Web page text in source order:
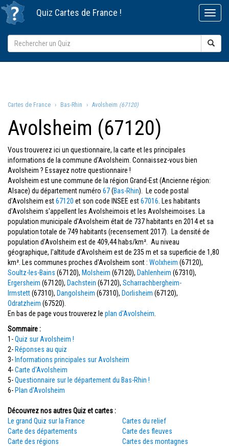
Quiz Cartes de France !
Cartes de France Bas-Rhin Avolsheim (67120)
Avolsheim (67120)
Vous trouverez ici un questionnaire, la carte et les principales
informations de la commune d'Avolsheim. Connaissez-vous bien
Avolsheim ? Essayez notre questionnaire !
Avolsheim est une commune de la région Grand-Est (Ancienne région:
Alsace) du département numéro 67(Bas-Rhin). Le code postal
d'Avolsheim est67120 et son code INSEE est67016 . Les habitants
d'Avolsheim s'appellent les Avolsheimois et les Avolsheimoises. La
population municipale d'Avolsheim était de 737 habitants en 2014 et sa
population totale de 749 habitants (recensement 2017). La densité de
population d'Avolsheim est de 409,44 habs/km². Au niveau
géographique, l'altitude d'Avolsheim est de 235 m et sa superficie de 1,80
km². Les communes proches d'Avolsheim sont : Wolxheim (67120),
Soultz-les-Bains (67120), Molsheim (67120), Dahlenheim (67310),
Ergersheim (67120), Dachstein (67120), Scharrachbergheim-
Irmstett(67310), Dangolsheim (67310), Dorlisheim (67120),
Odratzheim (67520).
En bas de page vous trouverez le plan d'Avolsheim
Sommaire :
1-Quiz sur Avolsheim !
2- Réponses au quiz
3- Informations principales sur Avolsheim
4-Carte d'Avolsheim
5-Questionnaire sur le département du Bas-Rhin !
6- Plan d'Avolsheim
Découvrez nos autres Quiz et cartes :
Le grand Quiz sur la France
Carte des départements
Carte des régions
Cartes du relief
Carte des fleuves
Cartes des montagnes